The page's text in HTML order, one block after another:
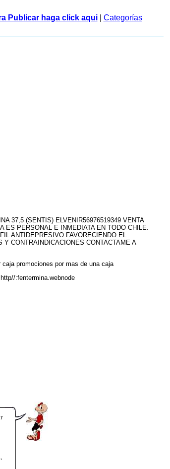
Publicar haga click aqui| Categorías
37,5 (SENTIS) ELVENIR56976519349 VENTA
ES PERSONAL E INMEDIATA EN TODO CHILE.
ANTIDEPRESIVO FAVORECIENDO EL
CONTRAINDICACIONES CONTACTAME A
promociones por mas de una caja
:fentermina.webnode